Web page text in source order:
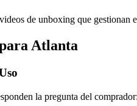
de unboxing que gestionan
Atlanta
la pregunta del